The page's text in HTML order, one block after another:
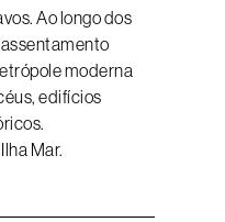
Ao longo dos
moderna
edifícios
Mar.